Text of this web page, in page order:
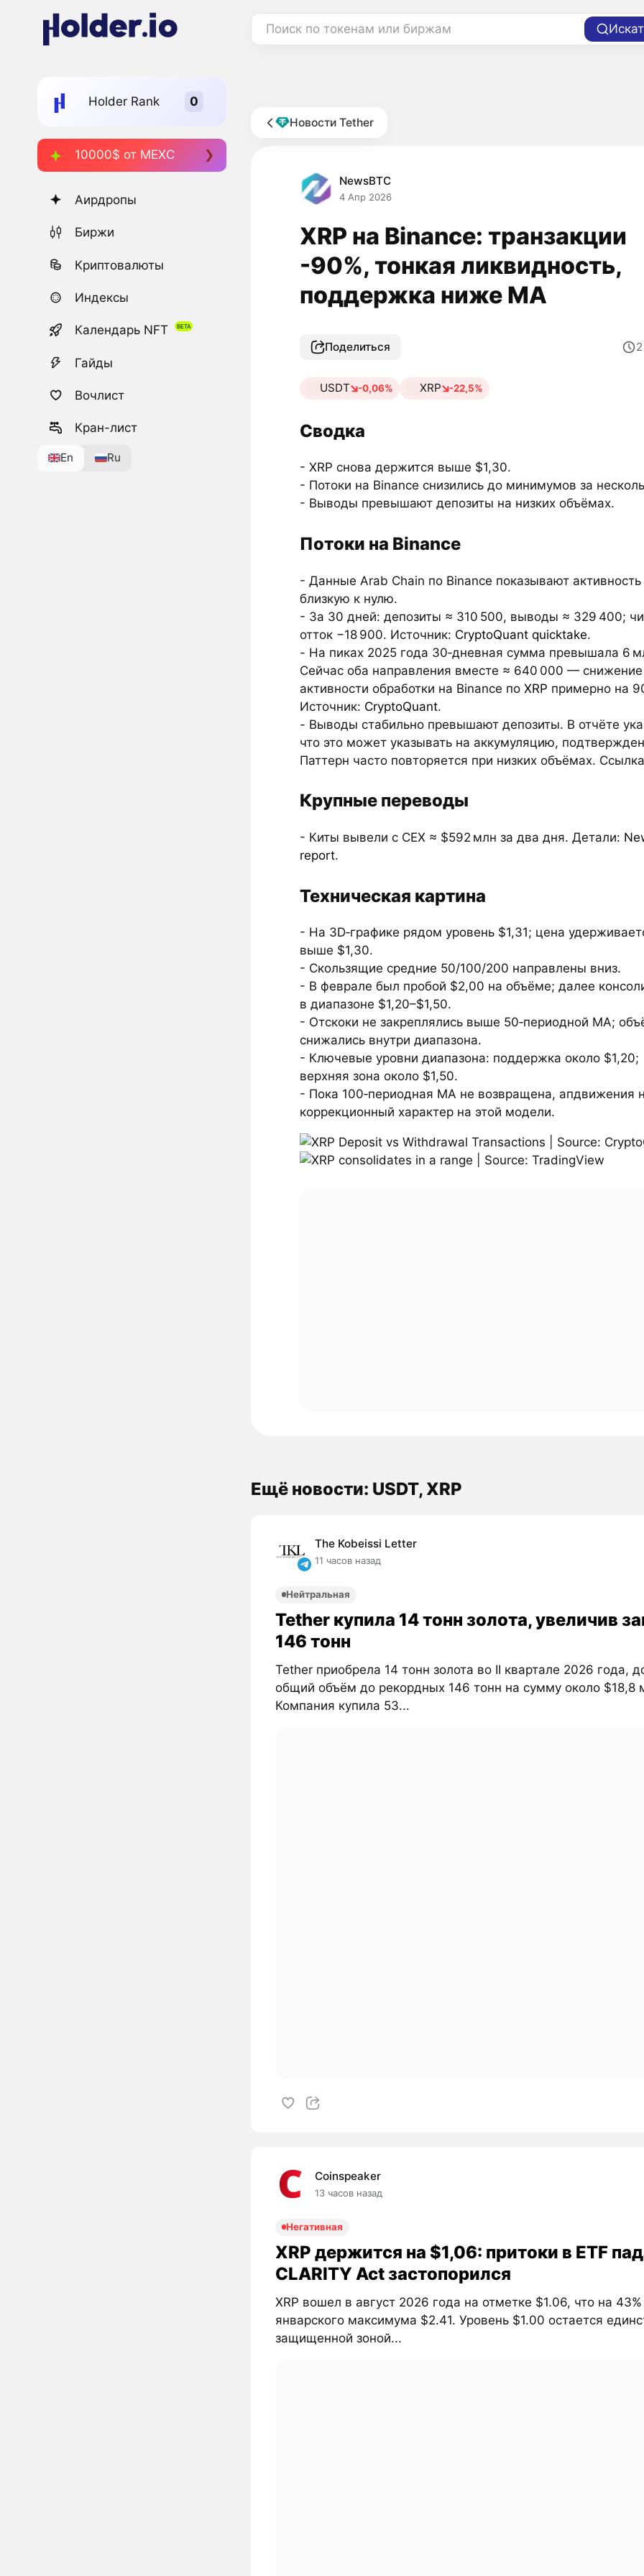
Поиск по токенам или биржам
Holder Rank
10000$ от MEXC
Аирдропы
Биржи
Криптовалюты
Индексы
Календарь NFT
Гайды
Вочлист
Кран-лист
En Ru
Новости Tether
NewsBTC
4 Апр 2026
XRP на Binance: транзакции
-90%, тонкая ликвидность,
поддержка ниже MA
Поделиться
USDT -0,06% XRP -22,5%
Сводка
- XRP снова держится выше $1,30.
- Потоки на Binance снизились до минимумов за
- Выводы превышают депозиты на низких объёмах.
Потоки на Binance
- Данные Arab Chain по Binance показывают активность
близкую к нулю.
- За 30 дней: депозиты ≈ 310 500, выводы ≈ 329 400;
отток −18 900. Источник: CryptoQuant quicktake.
- На пиках 2025 года 30‑дневная сумма превышала 6
Сейчас оба направления вместе ≈ 640 000 — снижение
активности обработки на Binance по XRP примерно на
Источник: CryptoQuant.
- Выводы стабильно превышают депозиты. В отчёте
что это может указывать на аккумуляцию,
Паттерн часто повторяется при низких объёмах.
Крупные переводы
- Киты вывели с CEX ≈ $592 млн за два дня. Детали:
report.
Техническая картина
- На 3D‑графике рядом уровень $1,31; цена
выше $1,30.
- Скользящие средние 50/100/200 направлены вниз.
- В феврале был пробой $2,00 на объёме; далее
в диапазоне $1,20–$1,50.
- Отскоки не закреплялись выше 50‑периодной МА;
снижались внутри диапазона.
- Ключевые уровни диапазона: поддержка около $1,20;
верхняя зона около $1,50.
- Пока 100‑периодная МА не возвращена, апдвижения
коррекционный характер на этой модели.
Ещё новости: USDT, XRP
The Kobeissi Letter
11 часов назад
Нейтральная
Tether купила 14 тонн золота, увеличив
146 тонн
Tether приобрела 14 тонн золота во II квартале 2026 года,
общий объём до рекордных 146 тонн на сумму около $18,8
Компания купила 53...
Coinspeaker
13 часов назад
Негативная
XRP держится на $1,06: притоки в ETF
CLARITY Act застопорился
XRP вошел в август 2026 года на отметке $1.06, что на
январского максимума $2.41. Уровень $1.00 остается
защищенной зоной...